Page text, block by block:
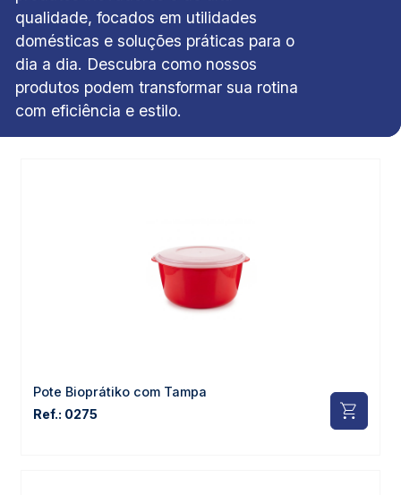
qualidade, focados em utilidades
domésticas e soluções práticas para o
dia a dia. Descubra como nossos
produtos podem transformar sua rotina
com eficiência e estilo.
Pote Bioprátiko com Tampa
Ref.: 0275